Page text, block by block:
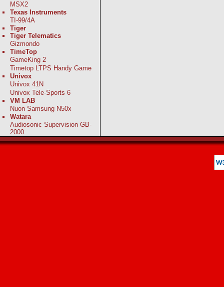
MSX2
Texas Instruments
TI-99/4A
Tiger
Tiger Telematics
Gizmondo
TimeTop
GameKing 2
Timetop LTPS Handy Game
Univox
Univox 41N
Univox Tele-Sports 6
VM LAB
Nuon Samsung N50x
Watara
Audiosonic Supervision GB-
2000